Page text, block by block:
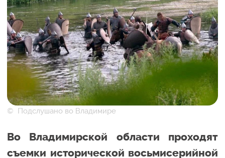
© Подслушано во Владимире
Во Владимирской области проходят
съемки исторической восьмисерийной